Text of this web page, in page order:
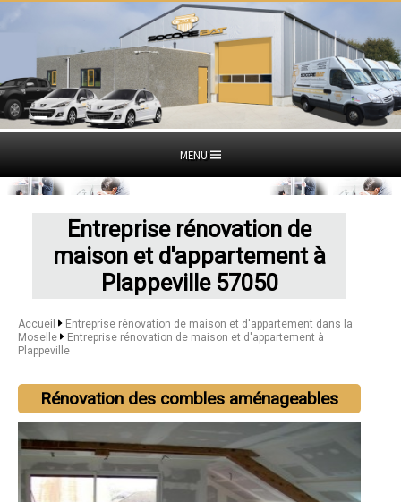
MENU
Entreprise rénovation de
maison et d'appartement à
Plappeville 57050
Accueil
Entreprise rénovation de maison et d'appartement dans la
Moselle
Entreprise rénovation de maison et d'appartement à
Plappeville
Rénovation des combles aménageables